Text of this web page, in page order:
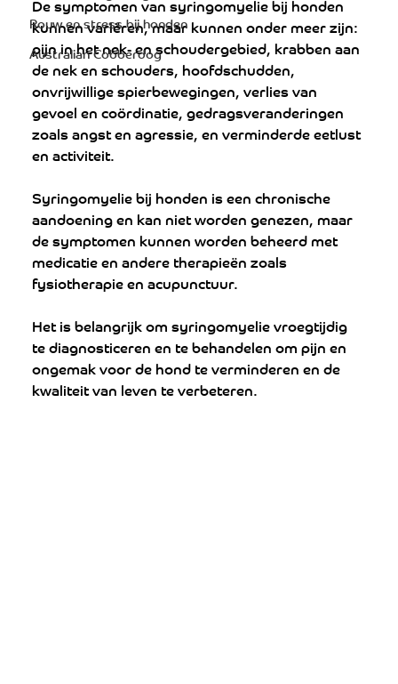
Rouw en stress bij honden
Australian Cobberdog
kunnen variëren, maar kunnen onder meer zijn:
pijn in het nek- en schoudergebied, krabben aan
de nek en schouders, hoofdschudden,
onvrijwillige spierbewegingen, verlies van
gevoel en coördinatie, gedragsveranderingen
zoals angst en agressie, en verminderde eetlust
en activiteit.
Syringomyelie bij honden is een chronische
aandoening en kan niet worden genezen, maar
de symptomen kunnen worden beheerd met
medicatie en andere therapieën zoals
fysiotherapie en acupunctuur.
Het is belangrijk om syringomyelie vroegtijdig
te diagnosticeren en te behandelen om pijn en
ongemak voor de hond te verminderen en de
kwaliteit van leven te verbeteren.